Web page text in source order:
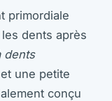
primordiale
dents après
dents
une petite
conçu